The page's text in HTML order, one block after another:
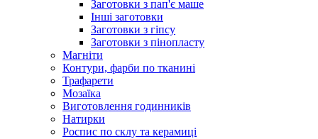
Заготовки з пап'є маше
Інші заготовки
Заготовки з гіпсу
Заготовки з пінопласту
Магніти
Контури, фарби по тканині
Трафарети
Мозаїка
Виготовлення годинників
Натирки
Роспис по склу та керамиці